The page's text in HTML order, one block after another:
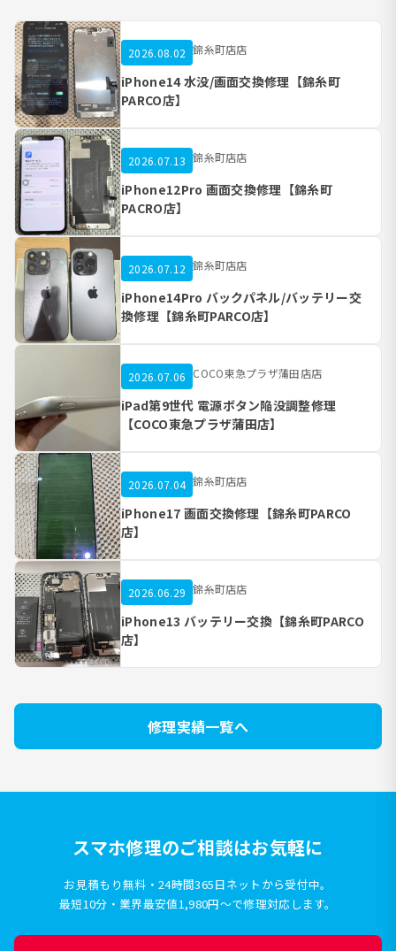
2026.08.02 錦糸町店店
iPhone14 水没/画面交換修理【錦糸町
PARCO店】
2026.07.13 錦糸町店店
iPhone12Pro 画面交換修理【錦糸町
PACRO店】
2026.07.12 錦糸町店店
iPhone14Pro バックパネル/バッテリー交
換修理【錦糸町PARCO店】
2026.07.06 COCO東急プラザ蒲田店店
iPad第9世代 電源ボタン陥没調整修理
【COCO東急プラザ蒲田店】
2026.07.04 錦糸町店店
iPhone17 画面交換修理【錦糸町PARCO
店】
2026.06.29 錦糸町店店
iPhone13 バッテリー交換【錦糸町PARCO
店】
修理実績一覧へ
スマホ修理のご相談はお気軽に
お見積もり無料・24時間365日ネットから受付中。
最短10分・業界最安値1,980円〜で修理対応します。